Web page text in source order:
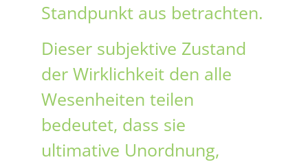
Standpunkt aus betrachten.
Dieser subjektive Zustand
der Wirklichkeit den alle
Wesenheiten teilen
bedeutet, dass sie
ultimative Unordnung,